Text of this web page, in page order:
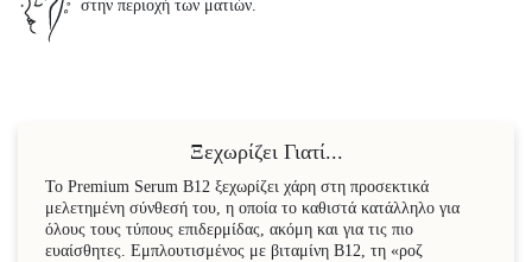
στην περιοχή των ματιών.
Ξεχωρίζει Γιατί...
Το Premium Serum B12 ξεχωρίζει χάρη στη προσεκτικά
μελετημένη σύνθεσή του, η οποία το καθιστά κατάλληλο για
όλους τους τύπους επιδερμίδας, ακόμη και για τις πιο
ευαίσθητες. Εμπλουτισμένος με βιταμίνη Β12, τη «ροζ